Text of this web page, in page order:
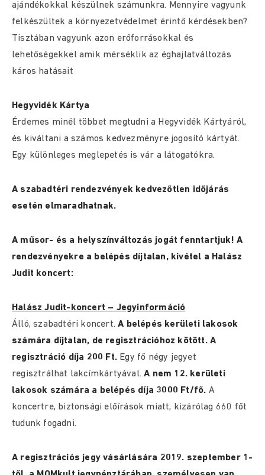
ajándékokkal készülnek számunkra. Mennyire vagyunk
felkészültek a környezetvédelmet érintő kérdésekben?
Tisztában vagyunk azon erőforrásokkal és
lehetőségekkel amik mérséklik az éghajlatváltozás
káros hatásait
Hegyvidék Kártya
Érdemes minél többet megtudni a Hegyvidék Kártyáról,
és kiváltani a számos kedvezményre jogosító kártyát.
Egy különleges meglepetés is vár a látogatókra.
A szabadtéri rendezvények kedvezőtlen időjárás
esetén elmaradhatnak.
A műsor- és a helyszínváltozás jogát fenntartjuk! A
rendezvényekre a belépés díjtalan, kivétel a Halász
Judit koncert:
Halász Judit-koncert – Jegyinformáció
Álló, szabadtéri koncert.A belépés kerületi lakosok
számára díjtalan, de regisztrációhoz kötött. A
regisztráció díja 200 Ft. Egy fő négy jegyet
regisztrálhat lakcímkártyával.A nem 12. kerületi
lakosok számára a belépés díja 3000 Ft/fő. A
koncertre, biztonsági előírások miatt, kizárólag 660 főt
tudunk fogadni.
A regisztrációs jegy vásárlására 2019. szeptember 1-